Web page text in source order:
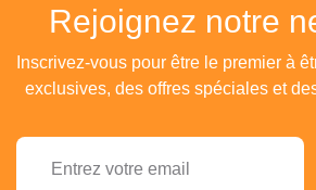
Rejoignez notre
Inscrivez-vous pour être le premier à
exclusives, des offres spéciales et